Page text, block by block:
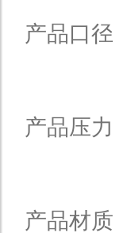
产品口径
产品压力
产品材质